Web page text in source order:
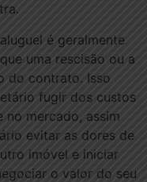
é geralmente
uma rescisão ou a
do contrato. Isso
fugir dos custos
no mercado, assim
evitar as dores de
imóvel e iniciar
o valor do seu